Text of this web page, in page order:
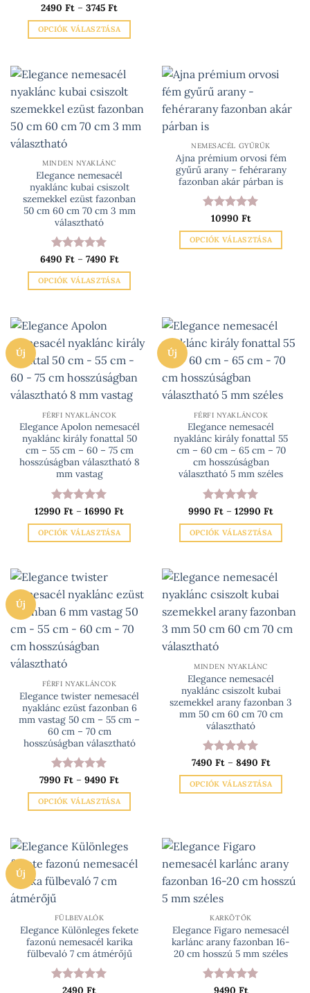
Értékelés:5
/ 5
2490 Ft – 3745 FtÁrtartomány:
-
3745 Ft
OPCIÓK VÁLASZTÁSA
terméknek
több
variációja
van.
A
a
termékoldalon
választhatók
ki
A
változatok
termékoldalon
ki
MINDEN NYAKLÁNC
Elegance nemesacél
nyaklánc kubai csiszolt
szemekkel ezüst fazonban
50 cm 60 cm 70 cm 3 mm
választható
Értékelés:5
/ 5
6490 Ft – 7490 FtÁrtartomány:
-
7490 Ft
OPCIÓK VÁLASZTÁSA
terméknek
több
variációja
A
változatok
a
termékoldalon
választhatók
NEMESACÉL GYŰRŰK
Ajna prémium orvosi fém
gyűrű arany – fehérarany
fazonban akár párban is
Értékelés:
/ 5
10990 Ft
OPCIÓK VÁLASZTÁSA
van.
A
változatok
a
termékoldalon
választhatók
ki
Új
FÉRFI NYAKLÁNCOK
Elegance Apolon nemesacél
nyaklánc király fonattal 50
cm – 55 cm – 60 – 75 cm
hosszúságban választható 8
mm vastag
Értékelés:5
/ 5
12990 Ft – 16990 FtÁrtartomány:
-
OPCIÓK VÁLASZTÁSA
terméknek
több
variációja
A
változatok
termékoldalon
választhatók
ki
Új
FÉRFI NYAKLÁNCOK
Elegance nemesacél
nyaklánc király fonattal 55
cm – 60 cm – 65 cm – 70
cm hosszúságban
választható 5 mm széles
Értékelés:5
/ 5
9990 Ft – 12990 Ft
-
OPCIÓK VÁLASZTÁSA
terméknek
több
variációja
van.
A
a
termékoldalon
választhatók
ki
Új
FÉRFI NYAKLÁNCOK
Elegance twister nemesacél
nyaklánc ezüst fazonban 6
mm vastag 50 cm – 55 cm –
60 cm – 70 cm
hosszúságban választható
Értékelés:5
/ 5
7990 Ft – 9490 FtÁrtartomány:
-
9490 Ft
OPCIÓK VÁLASZTÁSA
terméknek
több
variációja
van.
változatok
a
termékoldalon
választhatók
ki
MINDEN NYAKLÁNC
Elegance nemesacél
nyaklánc csiszolt kubai
szemekkel arany fazonban 3
mm 50 cm 60 cm 70 cm
választható
Értékelés:5
/ 5
7490 Ft – 8490 Ft
-
8490 Ft
OPCIÓK VÁLASZTÁSA
több
variációja
van.
A
a
termékoldalon
választhatók
ki
Új
FÜLBEVALÓK
Elegance Különleges fekete
fazonú nemesacél karika
fülbevaló 7 cm átmérőjű
Értékelés:
2490 Ft
KARKÖTŐK
Elegance Figaro nemesacél
karlánc arany fazonban 16-
20 cm hosszú 5 mm széles
Értékelés:
9490 Ft